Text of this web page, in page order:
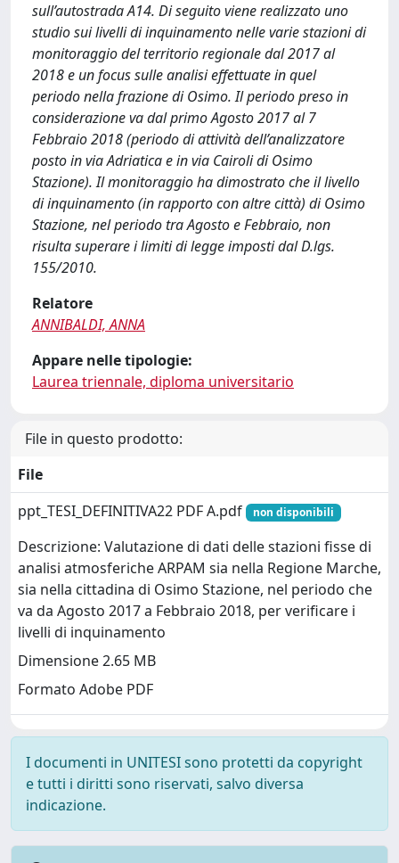
sull’autostrada A14. Di seguito viene realizzato uno
studio sui livelli di inquinamento nelle varie stazioni di
monitoraggio del territorio regionale dal 2017 al
2018 e un focus sulle analisi effettuate in quel
periodo nella frazione di Osimo. Il periodo preso in
considerazione va dal primo Agosto 2017 al 7
Febbraio 2018 (periodo di attività dell’analizzatore
posto in via Adriatica e in via Cairoli di Osimo
Stazione). Il monitoraggio ha dimostrato che il livello
di inquinamento (in rapporto con altre città) di Osimo
Stazione, nel periodo tra Agosto e Febbraio, non
risulta superare i limiti di legge imposti dal D.lgs.
155/2010.
Relatore
ANNIBALDI, ANNA
Appare nelle tipologie:
Laurea triennale, diploma universitario
File in questo prodotto:
File
ppt_TESI_DEFINITIVA22 PDF A.pdf
non disponibili
Descrizione: Valutazione di dati delle stazioni fisse di
analisi atmosferiche ARPAM sia nella Regione Marche,
sia nella cittadina di Osimo Stazione, nel periodo che
va da Agosto 2017 a Febbraio 2018, per verificare i
livelli di inquinamento
Dimensione 2.65 MB
Formato Adobe PDF
I documenti in UNITESI sono protetti da copyright
e tutti i diritti sono riservati, salvo diversa
indicazione.